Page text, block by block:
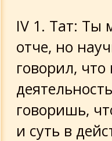
IV 1. Тат: Ты
отче, но
говорил,
говоришь,
и суть в